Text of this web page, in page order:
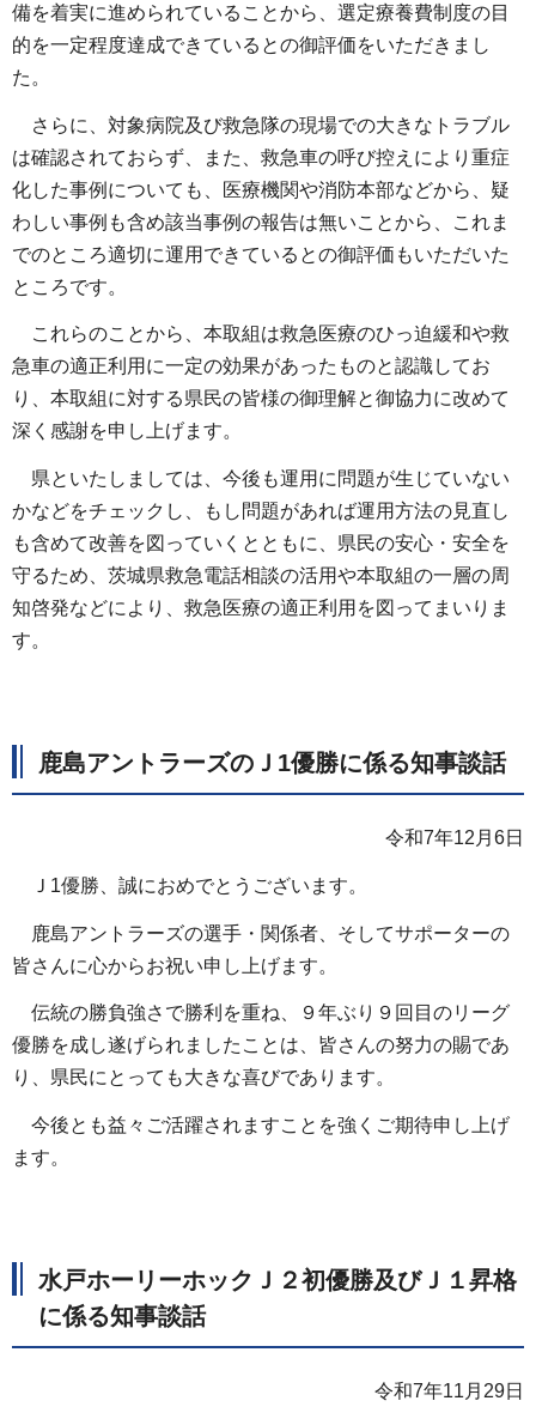
備を着実に進められていることから、選定療養費制度の目
的を一定程度達成できているとの御評価をいただきまし
た。
さらに、対象病院及び救急隊の現場での大きなトラブル
は確認されておらず、また、救急車の呼び控えにより重症
化した事例についても、医療機関や消防本部などから、疑
わしい事例も含め該当事例の報告は無いことから、これま
でのところ適切に運用できているとの御評価もいただいた
ところです。
これらのことから、本取組は救急医療のひっ迫緩和や救
急車の適正利用に一定の効果があったものと認識してお
り、本取組に対する県民の皆様の御理解と御協力に改めて
深く感謝を申し上げます。
県といたしましては、今後も運用に問題が生じていない
かなどをチェックし、もし問題があれば運用方法の見直し
も含めて改善を図っていくとともに、県民の安心・安全を
守るため、茨城県救急電話相談の活用や本取組の一層の周
知啓発などにより、救急医療の適正利用を図ってまいりま
す。
鹿島アントラーズのＪ1優勝に係る知事談話
令和7年12月6日
Ｊ1優勝、誠におめでとうございます。
鹿島アントラーズの選手・関係者、そしてサポーターの
皆さんに心からお祝い申し上げます。
伝統の勝負強さで勝利を重ね、９年ぶり９回目のリーグ
優勝を成し遂げられましたことは、皆さんの努力の賜であ
り、県民にとっても大きな喜びであります。
今後とも益々ご活躍されますことを強くご期待申し上げ
ます。
水戸ホーリーホック Ｊ２初優勝及びＪ１昇格
に係る知事談話
令和7年11月29日